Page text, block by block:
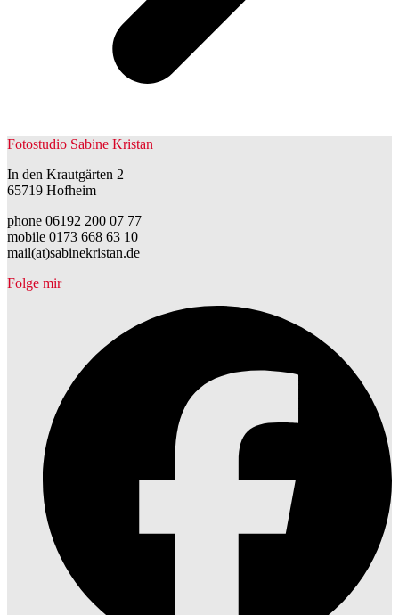
Fotostudio Sabine Kristan
In den Krautgärten 2
65719 Hofheim
phone 06192 200 07 77
mobile 0173 668 63 10
mail(at)sabinekristan.de
Folge mir